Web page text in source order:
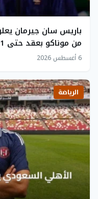
باريس سان جيرمان
من موناكو بعقد حتى 2031
6 أغسطس 2026
الرياضة